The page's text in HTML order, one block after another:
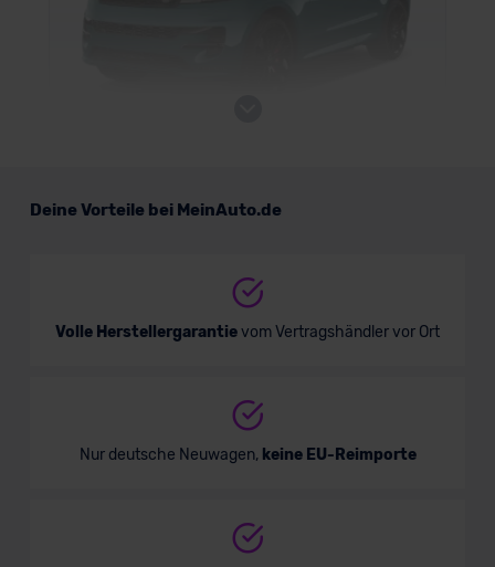
Deine Vorteile bei MeinAuto.de
Volle Herstellergarantievom Vertragshändler vor Ort
Nur deutsche Neuwagen, keine EU-Reimporte